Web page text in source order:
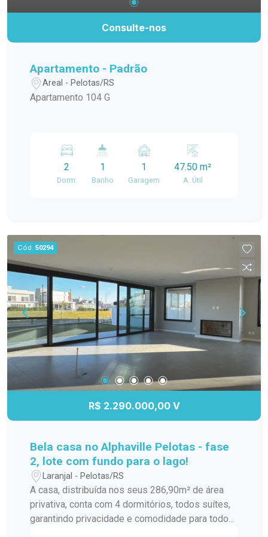
Consulte-nos
Apartamento - Padrão
Areal - Pelotas/RS
Apartamento 104 G
2
Dorm.
1
Banho
1
Garagem
47.50 m²
A. Útil
Cód. 50294
R$ 2.290.000,00 V
Bela casa no Alphaville Pelotas - fase
2, lote com fundo para o lago!
Laranjal - Pelotas/RS
A casa, distribuída nos seus 286,90m² de área
privativa, conta com 4 dormitórios, todos suítes,
garantindo privacidade e comodidade para todos